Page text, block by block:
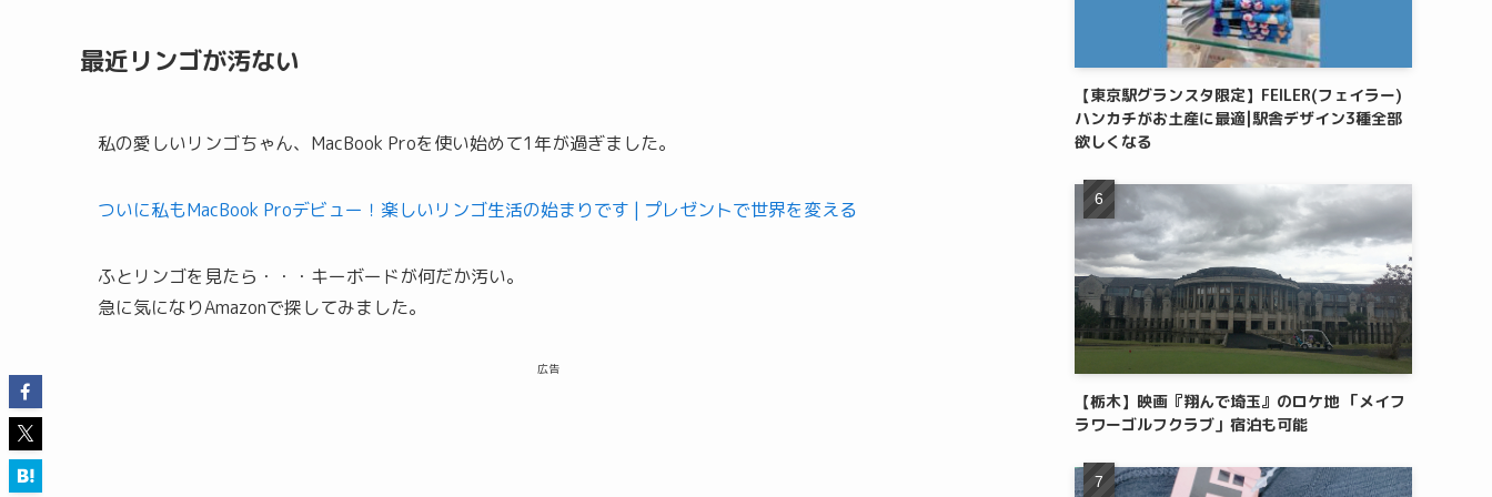
最近リンゴが汚ない
私の愛しいリンゴちゃん、MacBook Proを使い始めて1年が過ぎました。
ついに私もMacBook Proデビュー！楽しいリンゴ生活の始まりです | プレゼントで世界を変える
ふとリンゴを見たら・・・キーボードが何だか汚い。
急に気になりAmazonで探してみました。
広告
【東京駅グランスタ限定】FEILER(フェイラー)
ハンカチがお土産に最適|駅舎デザイン3種全部
欲しくなる
【栃木】映画『翔んで埼玉』のロケ地 「メイフ
ラワーゴルフクラブ」宿泊も可能